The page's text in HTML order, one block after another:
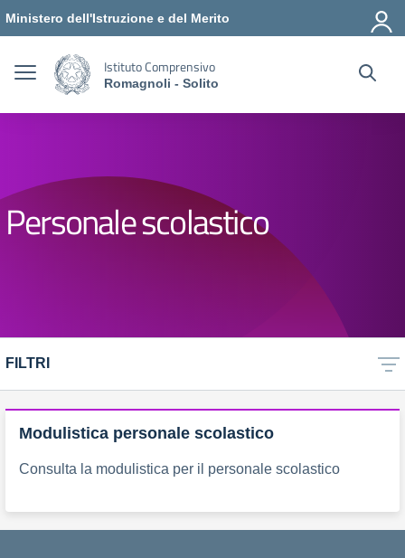
Ministero dell'Istruzione e del Merito
Istituto Comprensivo
Romagnoli - Solito
Personale scolastico
FILTRI
Modulistica personale scolastico
Consulta la modulistica per il personale scolastico